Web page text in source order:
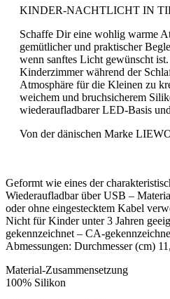
KINDER-NACHTLICHT IN
Schaffe Dir eine wohlig warme
gemütlicher und praktischer
wenn sanftes Licht gewünscht
Kinderzimmer während der
Atmosphäre für die Kleinen zu
weichem und bruchsicherem
wiederaufladbarer LED-Basis
Von der dänischen Marke
Geformt wie eines der
Wiederaufladbar über USB –
oder ohne eingestecktem Kabel
Nicht für Kinder unter 3 Jahren
gekennzeichnet – CA-
Abmessungen: Durchmesser (cm)
Material-Zusammensetzung
100% Silikon